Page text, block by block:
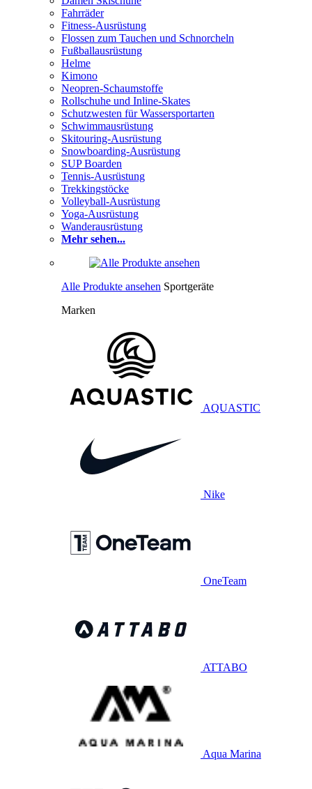
Fahrräder
Fitness-Ausrüstung
Flossen zum Tauchen und Schnorcheln
Fußballausrüstung
Helme
Kimono
Neopren-Schaumstoffe
Rollschuhe und Inline-Skates
Schutzwesten für Wassersportarten
Schwimmausrüstung
Skitouring-Ausrüstung
Snowboarding-Ausrüstung
SUP Boarden
Tennis-Ausrüstung
Trekkingstöcke
Volleyball-Ausrüstung
Yoga-Ausrüstung
Wanderausrüstung
Mehr sehen...
Alle Produkte ansehen Sportgeräte
Marken
AQUASTIC
Nike
OneTeam
ATTABO
Aqua Marina